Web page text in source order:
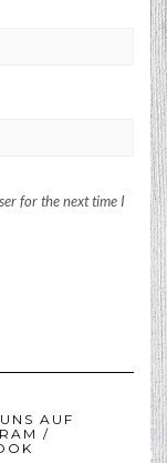
for the next time I
AUF
/